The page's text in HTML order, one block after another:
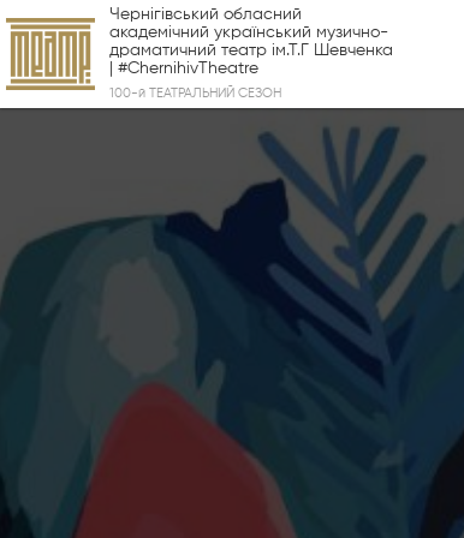
Чернігівський обласний
академічний український музично-
драматичний театр ім.Т.Г Шевченка
| #ChernihivTheatre
100-й ТЕАТРАЛЬНИЙ СЕЗОН